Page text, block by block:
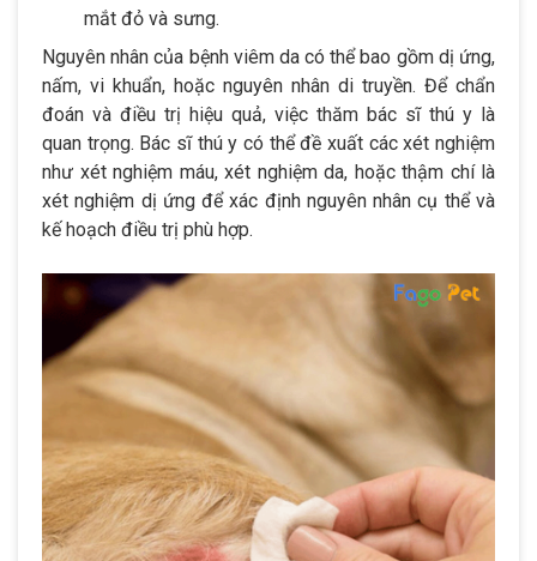
mắt đỏ và sưng.
Nguyên nhân của bệnh viêm da có thể bao gồm dị ứng,
nấm, vi khuẩn, hoặc nguyên nhân di truyền. Để chẩn
đoán và điều trị hiệu quả, việc thăm bác sĩ thú y là
quan trọng. Bác sĩ thú y có thể đề xuất các xét nghiệm
như xét nghiệm máu, xét nghiệm da, hoặc thậm chí là
xét nghiệm dị ứng để xác định nguyên nhân cụ thể và
kế hoạch điều trị phù hợp.